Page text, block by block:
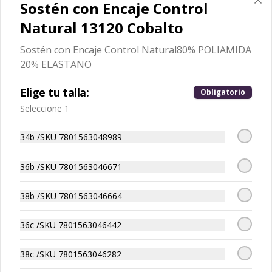
80% POLIAMIDA 20% ELASTANO
$10.493$14.990
Natural 13120 Cobalto
-30%
Sostén con Encaje Control
Sostén con Encaje Control Natural80%
POLIAMIDA 20% ELASTANO
$10.493
Sostén con Encaje Control
Natural 13120 Cobalto
Sostén con Encaje Control Natural80% POLIAMIDA
20% ELASTANO
Elige tu talla: Obligatorio
Seleccione 1
34b /SKU 7801563048989
36b /SKU 7801563046671
38b /SKU 7801563046664
36c /SKU 7801563046442
38c /SKU 7801563046282